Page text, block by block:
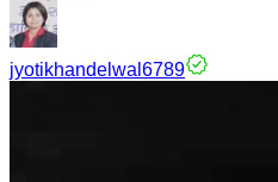
jyotikhandelwal6789